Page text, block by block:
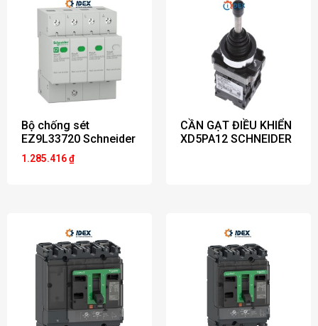
Bộ chống sét
EZ9L33720 Schneider
1.285.416₫
CẦN GẠT ĐIỀU KHIỂN
XD5PA12 SCHNEIDER